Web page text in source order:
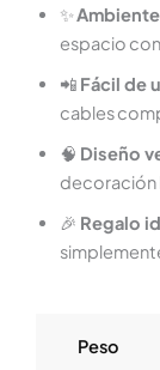
✨
espacio
📲 Fácil de
cables
🧠 Diseño
decoración
🎉 Regalo
Peso